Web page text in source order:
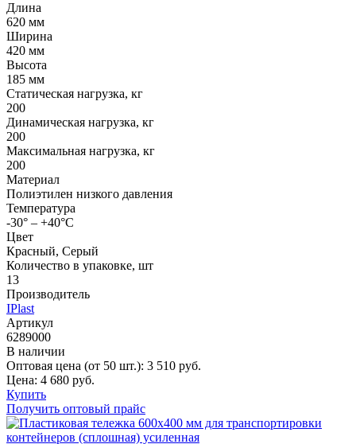
Длина
620 мм
Ширина
420 мм
Высота
185 мм
Статическая нагрузка, кг
200
Динамическая нагрузка, кг
200
Максимальная нагрузка, кг
200
Материал
Полиэтилен низкого давления
Температура
-30° – +40°С
Цвет
Красный, Серый
Количество в упаковке, шт
13
Производитель
IPlast
Артикул
6289000
В наличии
Оптовая цена (от 50 шт.): 3 510 руб.
Цена: 4 680 руб.
Купить
Получить оптовый прайс